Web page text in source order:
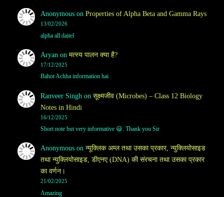
Anonymouson Properties of Alpha Beta and Gamma Rays
13/02/2026
alpha all daitel
Aryanon मत्स्य पालन क्या है?
17/12/2025
Bahot Achha information hai
Ranveer Singh on सूक्ष्मजीव (Microbes) – Class 12 Biology
Notes in Hindi
16/12/2025
Short note but very informative 😃. Thank you Sir
Anonymouson न्यूक्लिक अम्ल तथा उसका प्रकार, न्युक्लियोसाइड
तथा न्युक्लियोसाइड, डीएनए (DNA) की संरचना तथा उसका प्रकार
का वर्णन।
21/02/2025
Amazing